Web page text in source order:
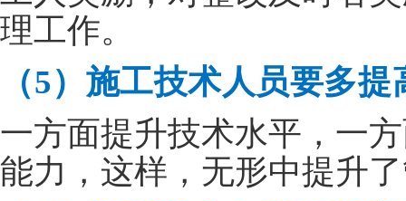
理工作。
（5）施工技术人员要多
一方面提升技术水平，一
能力，这样，无形中提升